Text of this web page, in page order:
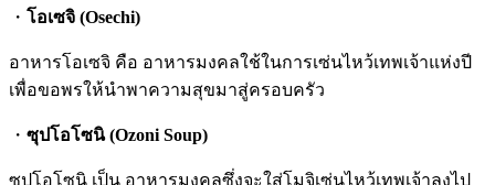
・ โอเซจิ (Osechi)
อาหารโอเซจิ คือ อาหารมงคลใช้ในการเซ่นไหว้เทพเจ้าแห่งปี
เพื่อขอพรให้นำพาความสุขมาสู่ครอบครัว
・ ซุปโอโซนิ (Ozoni Soup)
ซุปโอโซนิ เป็น อาหารมงคลซึ่งจะใส่โมจิเซ่นไหว้เทพเจ้าลงไป